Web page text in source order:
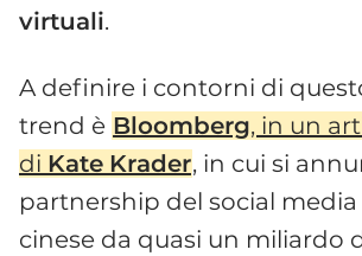
virtuali.
A definire i contorni di
trend è Bloomberg, in un
di Kate Krader, in cui si
partnership del social
cinese da quasi un miliardo